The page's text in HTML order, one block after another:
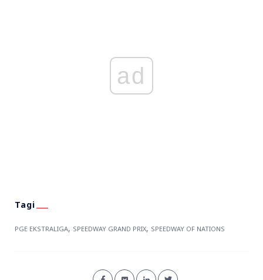
ad
PGE EKSTRALIGA, SPEEDWAY GRAND PRIX, SPEEDWAY OF NATIONS